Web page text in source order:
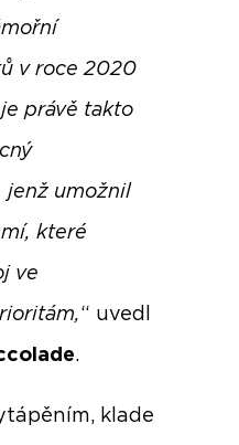
v roce 2020
právě takto
jenž umožnil
které
ve
“ uvedl
.
klade